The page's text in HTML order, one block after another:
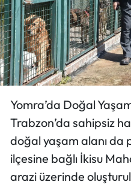
Yomra’da Doğal
Trabzon’da sahipsiz
doğal yaşam alanı da
ilçesine bağlı İkisu
arazi üzerinde